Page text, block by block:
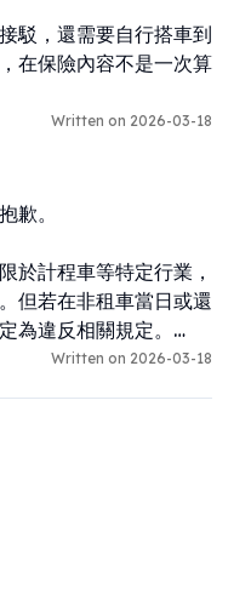
駁，還需要自行搭車到
在保險內容不是一次算
Written on 2026-03-18
歉。
於計程車等特定行業，
但若在非租車當日或還
為違反相關規定。
租車日或還車日提供接
約網站或 LINE 中進行
務品質，特別是在保險
加清楚易懂。
Written on 2026-03-18